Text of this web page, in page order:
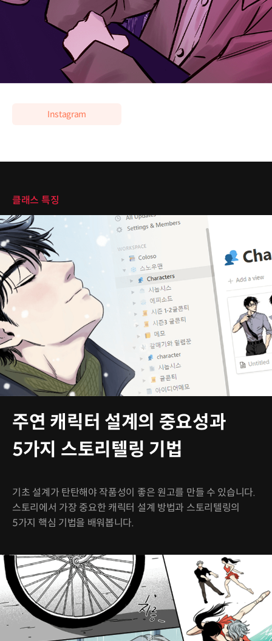
이력 더보기
2020~2022 레진코믹스 <스노우맨> (완결)
2018~2020 레진코믹스 <갈매기와 밀렵꾼> (완결)
2016~2017 레진코믹스 <속죄캠프> (완결)
Instagram
클래스 특징
주연 캐릭터 설계의 중요성과
5가지 스토리텔링 기법
기초 설계가 탄탄해야 작품성이 좋은 원고를 만들 수 있습니다.
스토리에서 가장 중요한 캐릭터 설계 방법과 스토리텔링의
5가지 핵심 기법을 배워봅니다.